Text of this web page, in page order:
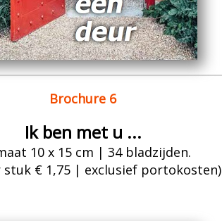
Brochure 6
Ik ben met u ...
10 x 15 cm | 34 bladzijden.
€ 1,75 | exclusief portokosten)